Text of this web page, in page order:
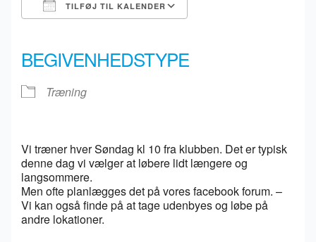
TILFØJ TIL KALENDER
BEGIVENHEDSTYPE
Træning
Vi træner hver Søndag kl 10 fra klubben. Det er typisk
denne dag vi vælger at løbere lidt længere og
langsommere.
Men ofte planlægges det på vores facebook forum. –
Vi kan også finde på at tage udenbyes og løbe på
andre lokationer.